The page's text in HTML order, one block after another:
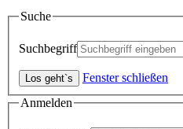
Suche
Suchbegriff
Fenster schließen
Anmelden